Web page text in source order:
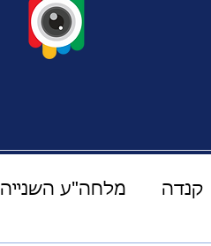
קנדה מלחה"ע השנייה